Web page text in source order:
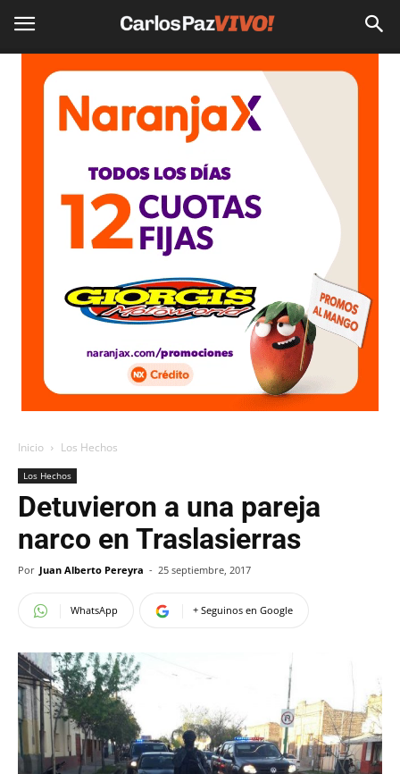
Inicio Los Hechos
Los Hechos
Detuvieron a una pareja
narco en Traslasierras
Por Juan Alberto Pereyra - 25 septiembre, 2017
WhatsApp + Seguinos en Google